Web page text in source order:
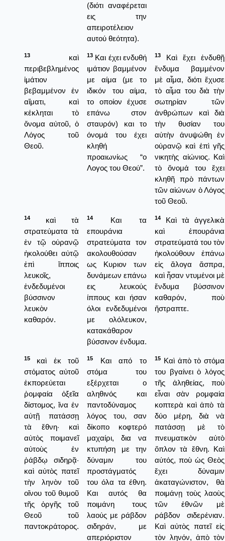
(διότι αναφέρεται
εις την
απειροτέλειον
αυτού θεότητα).
13
καὶ
περιβεβλημένος
ἱμάτιον
βεβαμμένον ἐν
αἵματι, καὶ
κέκληται τὸ
ὄνομα αὐτοῦ, ὁ
Λόγος τοῦ
Θεοῦ.
13 Και έχει ενδυθή
ιμάτιον βαμμένον
με αίμα (με το
ιδικόν του αίμα,
το οποίον έχυσε
επάνω στον
σταυρόν) και το
όνομά του έχει
κληθή
προαιωνίως “ο
Λογος του Θεού”.
13
Καὶ ἔχει ἐνδυθῇ
ἔνδυμα βαμμένον
μὲ αἷμα, διότι ἔχυσε
τὸ αἷμα του διὰ τὴν
σωτηρίαν τῶν
ἀνθρώπων καὶ διὰ
τὴν θυσίαν του
αὐτὴν ἀνυψώθη ἐν
οὐρανῷ καὶ ἐπὶ γῆς
νικητὴς αἰώνιος. Καὶ
τὸ ὄνομά του ἔχει
κληθῆ πρὸ πάντων
τῶν αἰώνων ὁ Λόγος
τοῦ Θεοῦ.
14
καὶ τὰ
στρατεύματα τὰ
ἐν τῷ οὐρανῷ
ἠκολούθει αὐτῷ
ἐπὶ ἵπποις
λευκοῖς,
ἐνδεδυμένοι
βύσσινον
λευκὸν
καθαρόν.
14
Και τα
επουράνια
στρατεύματα τον
ακολουθούσαν
ως Κυριον των
δυνάμεων επάνω
εις λευκούς
ίππους και ήσαν
όλοι ενδεδυμένοι
με ολόλευκον,
κατακάθαρον
βύσσινον ένδυμα.
14
Καὶ τὰ ἀγγελικὰ
καὶ ἐπουράνια
στρατεύματά του τὸν
ἠκολούθουν ἐπάνω
εἰς ἄλογα ἄσπρα,
καὶ ἦσαν ντυμένοι μὲ
ἔνδυμα βύσσινον
καθαρόν, ποὺ
ἤστραπτε.
15
καὶ ἐκ τοῦ
στόματος αὐτοῦ
ἐκπορεύεται
ῥομφαία ὀξεῖα
δίστομος, ἵνα ἐν
αὐτῇ πατάσσῃ
τὰ ἔθνη· καὶ
αὐτὸς ποιμανεῖ
αὐτοὺς ἐν
ῥάβδῳ σιδηρᾷ·
καὶ αὐτὸς πατεῖ
τὴν ληνὸν τοῦ
οἴνου τοῦ θυμοῦ
τῆς ὀργῆς τοῦ
Θεοῦ τοῦ
παντοκράτορος.
15
Και από το
στόμα του
εξέρχεται ο
αληθινός και
παντοδύναμος
λόγος του, σαν
δίκοπο κοφτερό
μαχαίρι, δια να
κτυπήση με την
δύναμιν του
προστάγματός
του όλα τα έθνη.
Και αυτός θα
ποιμάνη τους
λαούς με ράβδον
σιδηράν, με
απεριόριστον
15 Καὶ ἀπὸ τὸ στόμα
του βγαίνει ὁ λόγος
τῆς ἀληθείας, ποὺ
εἶναι σὰν ρομφαία
κοπτερὰ καὶ ἀπὸ τὰ
δύο μέρη, διὰ νὰ
πατάσσῃ μὲ τὸ
πνευματικὸν αὐτὸ
ὅπλον τὰ ἔθνη. Καὶ
αὐτός, ποὺ ὡς Θεὸς
ἔχει δύναμιν
ἀκαταγώνιστον, θὰ
ποιμάνῃ τοὺς λαοὺς
τῶν ἐθνῶν μὲ
ράβδον σιδερένιαν.
Καὶ αὐτὸς πατεῖ εἰς
τὸν ληνόν, ἀπὸ τὸν